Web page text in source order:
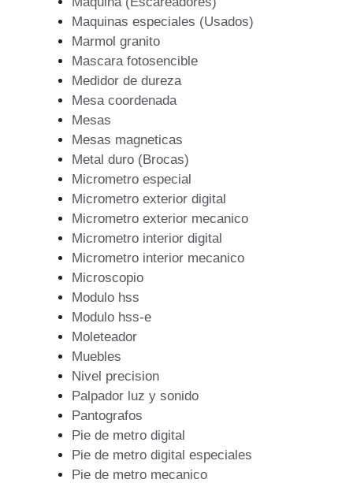
Maquinas especiales (Usados)
Marmol granito
Mascara fotosencible
Medidor de dureza
Mesa coordenada
Mesas
Mesas magneticas
Metal duro (Brocas)
Micrometro especial
Micrometro exterior digital
Micrometro exterior mecanico
Micrometro interior digital
Micrometro interior mecanico
Microscopio
Modulo hss
Modulo hss-e
Moleteador
Muebles
Nivel precision
Palpador luz y sonido
Pantografos
Pie de metro digital
Pie de metro digital especiales
Pie de metro mecanico